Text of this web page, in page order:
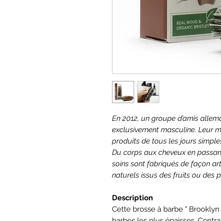
En 2012, un groupe d’amis
exclusivement masculine. Leur
produits de tous les jours
Du corps aux cheveux en
soins sont fabriqués de façon
naturels issus des fruits ou des
Description
Cette brosse à barbe " Brooklyn